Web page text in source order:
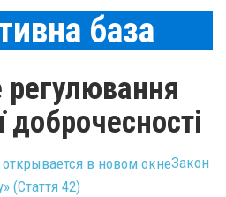
база
доброчесності
Закон
(Стаття 42)